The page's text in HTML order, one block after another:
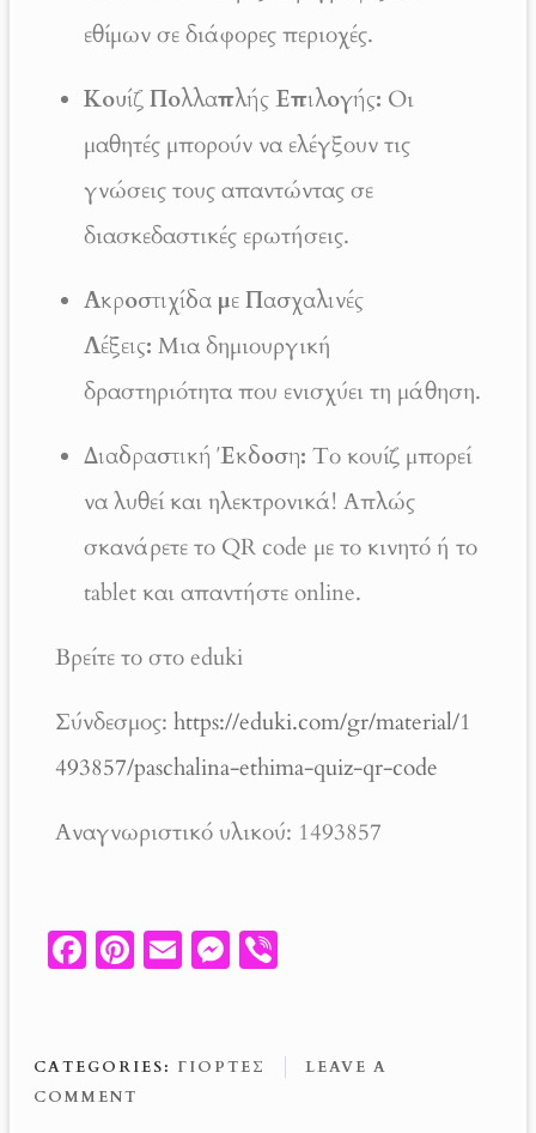
εθίμων σε διάφορες περιοχές.
Κουίζ Πολλαπλής Επιλογής: Οι
μαθητές μπορούν να ελέγξουν τις
γνώσεις τους απαντώντας σε
διασκεδαστικές ερωτήσεις.
Ακροστιχίδα με Πασχαλινές
Λέξεις: Μια δημιουργική
δραστηριότητα που ενισχύει τη μάθηση.
Διαδραστική Έκδοση: Το κουίζ μπορεί
να λυθεί και ηλεκτρονικά! Απλώς
σκανάρετε το QR code με το κινητό ή το
tablet και απαντήστε online.
Βρείτε το στο eduki
Σύνδεσμος: https://eduki.com/gr/material/1
493857/paschalina-ethima-quiz-qr-code
Αναγνωριστικό υλικού: 1493857
Fa
o
o
Pi
es
t
E M
n
CATEGORIES: ΓΙΟΡΤΈΣ
LEAVE A
COMMENT